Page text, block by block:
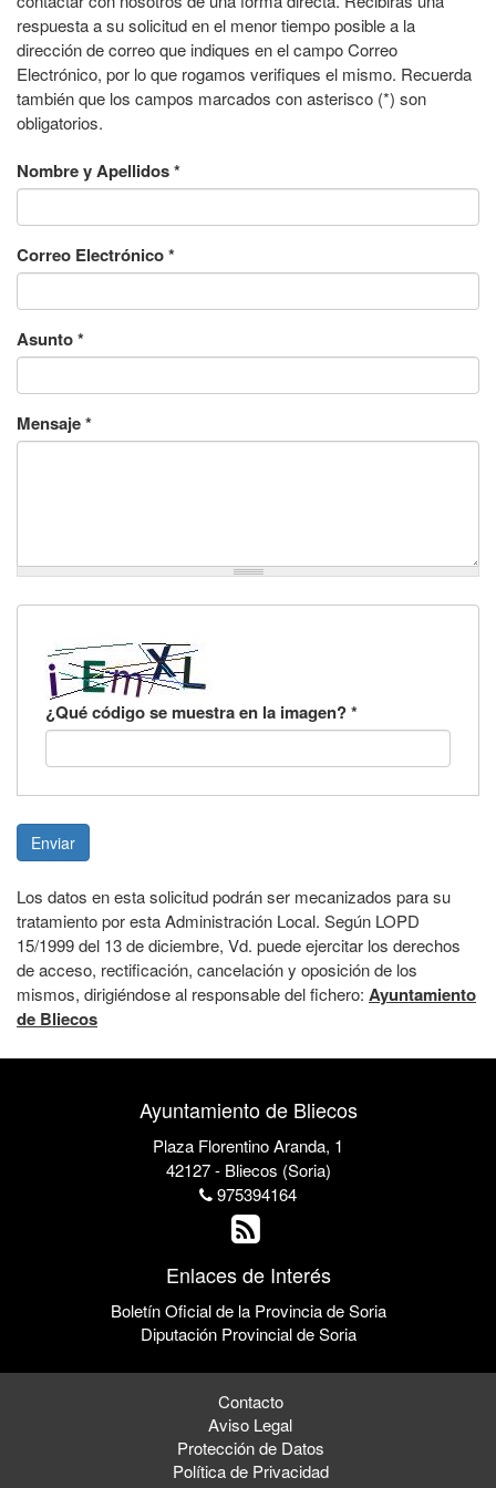
respuesta a su solicitud en el menor tiempo posible a la
dirección de correo que indiques en el campo Correo
Electrónico, por lo que rogamos verifiques el mismo. Recuerda
también que los campos marcados con asterisco (*) son
obligatorios.
Nombre y Apellidos*
Correo Electrónico*
Asunto*
Mensaje*
¿Qué código se muestra en la imagen?*
Enviar
Los datos en esta solicitud podrán ser mecanizados para su
tratamiento por esta Administración Local. Según LOPD
15/1999 del 13 de diciembre, Vd. puede ejercitar los derechos
de acceso, rectificación, cancelación y oposición de los
mismos, dirigiéndose al responsable del fichero: Ayuntamiento
de Bliecos
Ayuntamiento de Bliecos
Plaza Florentino Aranda, 1
42127 - Bliecos (Soria)
975394164
Enlaces de Interés
Boletín Oficial de la Provincia de Soria
Diputación Provincial de Soria
Contacto
Aviso Legal
Protección de Datos
Política de Privacidad